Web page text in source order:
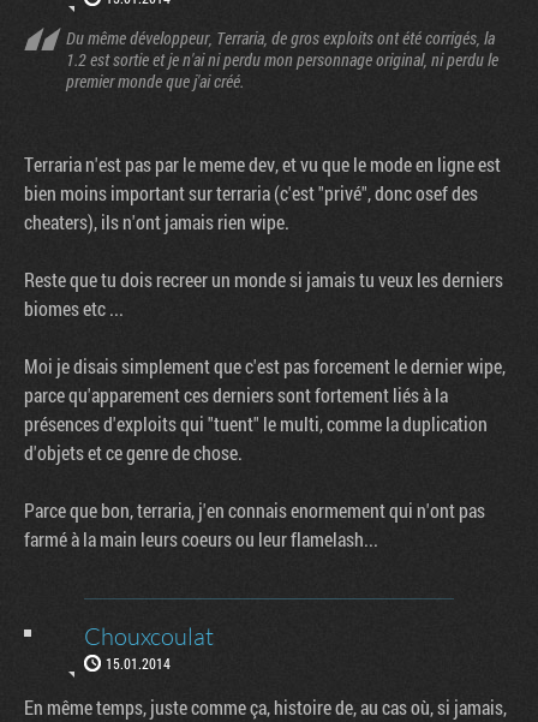
Du même développeur, Terraria, de gros exploits ont été corrigés, la
1.2 est sortie et je n'ai ni perdu mon personnage original, ni perdu le
premier monde que j'ai créé.
Terraria n'est pas par le meme dev, et vu que le mode en ligne est
bien moins important sur terraria (c'est "privé", donc osef des
cheaters), ils n'ont jamais rien wipe.
Reste que tu dois recreer un monde si jamais tu veux les derniers
biomes etc ...
Moi je disais simplement que c'est pas forcement le dernier wipe,
parce qu'apparement ces derniers sont fortement liés à la
présences d'exploits qui "tuent" le multi, comme la duplication
d'objets et ce genre de chose.
Parce que bon, terraria, j'en connais enormement qui n'ont pas
farmé à la main leurs coeurs ou leur flamelash...
Chouxcoulat
15.01.2014
En même temps, juste comme ça, histoire de, au cas où, si jamais,